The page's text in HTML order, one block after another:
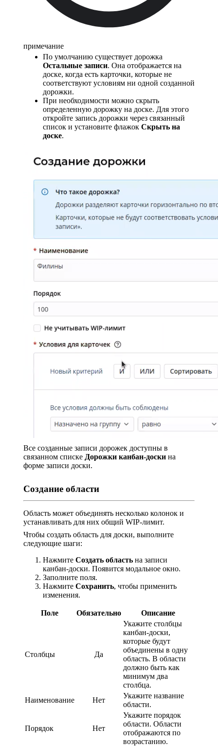
примечание
По умолчанию существует дорожка
Остальные записи. Она отображается на
доске, когда есть карточки, которые не
соответствуют условиям ни одной созданной
дорожки.
При необходимости можно скрыть
определенную дорожку на доске. Для этого
откройте запись дорожки через связанный
список и установите флажок Скрыть на
доске.
Все созданные записи дорожек доступны в
связанном списке Дорожки канбан-доски на
форме записи доски.
Создание области
Область может объединять несколько колонок и
устанавливать для них общий WIP-лимит.
Чтобы создать область для доски, выполните
следующие шаги:
Нажмите Создать область на записи
канбан-доски. Появится модальное окно.
Заполните поля.
Нажмите Сохранить, чтобы применить
изменения.
Поле Обязательно Описание
Столбцы Да
Укажите столбцы
канбан-доски,
которые будут
объединены в одну
область. В области
должно быть как
минимум два
столбца.
Наименование
Нет
Укажите название
области.
Порядок Нет
Укажите порядок
области. Области
отображаются по
возрастанию.